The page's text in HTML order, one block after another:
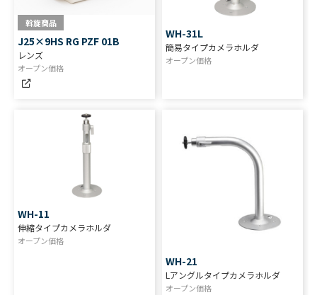
斡旋商品
J25×9HS RG PZF 01B
レンズ
オープン価格
WH-31L
簡易タイプカメラホルダ
オープン価格
WH-11
伸縮タイプカメラホルダ
オープン価格
WH-21
Lアングルタイプカメラホルダ
オープン価格